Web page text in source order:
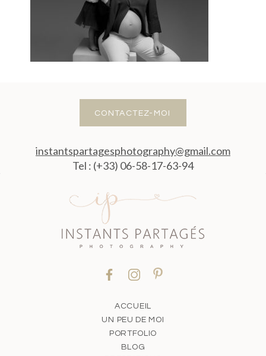
CONTACTEZ-MOI
instantspartagesphotography@gmail.com
Tel : (+33) 06-58-17-63-94
ACCUEIL
UN PEU DE MOI
PORTFOLIO
BLOG